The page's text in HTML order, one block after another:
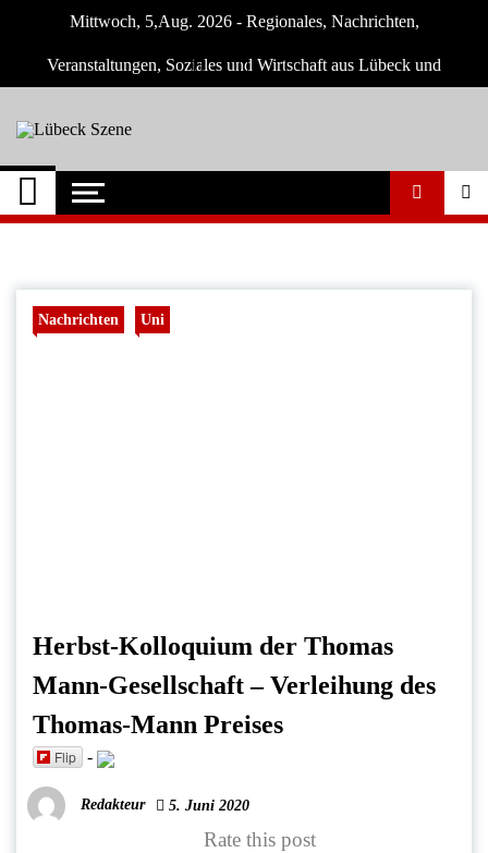
content
Mittwoch, 5,Aug. 2026 - Regionales, Nachrichten,
Veranstaltungen, Soziales und Wirtschaft aus Lübeck und
Lübeck Szene
Neuigkeiten und Nachrichten aus Lübeck
und Umgebeung
Nachrichten Uni
Herbst-Kolloquium der Thomas
Mann-Gesellschaft – Verleihung des
Thomas-Mann Preises
Flip -
Redakteur 5. Juni 2020
Rate this post